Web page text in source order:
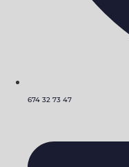
674 32 73 47